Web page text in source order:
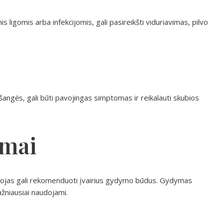
ligomis arba infekcijomis, gali pasireikšti viduriavimas, pilvo
gali būti pavojingas simptomas ir reikalauti skubios
gali rekomenduoti įvairius gydymo būdus. Gydymas
naudojami.